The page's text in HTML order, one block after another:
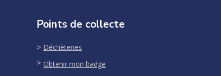
Points de collecte
Déchèteries
Obtenir mon badge